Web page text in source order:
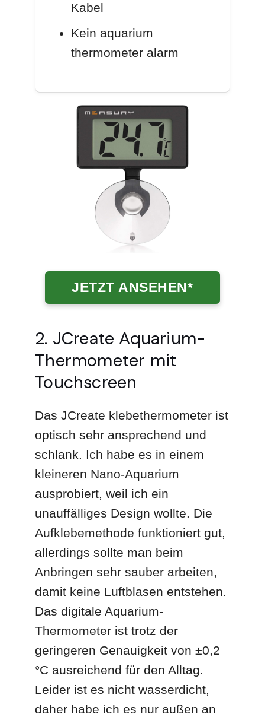
Kabel
Kein aquarium
thermometer alarm
JETZT ANSEHEN*
2. JCreate Aquarium-
Thermometer mit
Touchscreen
Das JCreate klebethermometer ist
optisch sehr ansprechend und
schlank. Ich habe es in einem
kleineren Nano-Aquarium
ausprobiert, weil ich ein
unauffälliges Design wollte. Die
Aufklebemethode funktioniert gut,
allerdings sollte man beim
Anbringen sehr sauber arbeiten,
damit keine Luftblasen entstehen.
Das digitale Aquarium-
Thermometer ist trotz der
geringeren Genauigkeit von ±0,2
°C ausreichend für den Alltag.
Leider ist es nicht wasserdicht,
daher habe ich es nur außen an